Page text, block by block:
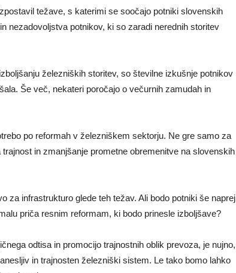
težave, s katerimi se soočajo potniki slovenskih
nezadovoljstva potnikov, ki so zaradi nerednih storitev
železniških storitev, so številne izkušnje potnikov
Še več, nekateri poročajo o večurnih zamudah in
po reformah v železniškem sektorju. Ne gre samo za
in zmanjšanje prometne obremenitve na slovenskih
za infrastrukturo glede teh težav. Ali bodo potniki še naprej
priča resnim reformam, ki bodo prinesle izboljšave?
odtisa in promocijo trajnostnih oblik prevoza, je nujno,
in trajnosten železniški sistem. Le tako bomo lahko